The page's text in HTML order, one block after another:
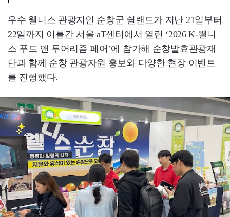
우수 웰니스 관광지인 순창군 쉴랜드가 지난 21일부터
22일까지 이틀간 서울 aT센터에서 열린 ‘2026 K-웰니
스 푸드 앤 투어리즘 페어’에 참가해 순창발효관광재
단과 함께 순창 관광자원 홍보와 다양한 현장 이벤트
를 진행했다.